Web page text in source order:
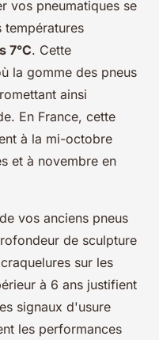
vos pneumatiques se
températures
7°C. Cette
la gomme des pneus
ainsi
En France, cette
à la mi-octobre
et à novembre en
vos anciens pneus
de sculpture
sur les
à 6 ans justifient
signaux d'usure
les performances